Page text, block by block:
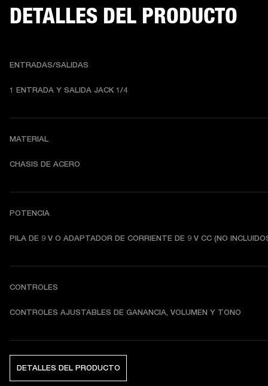
DETALLES DEL PRODUCTO
ENTRADAS/SALIDAS
1 ENTRADA Y SALIDA JACK 1/4
MATERIAL
CHASIS DE ACERO
POTENCIA
PILA DE 9 V O ADAPTADOR DE CORRIENTE DE 9 V CC (NO
CONTROLES
CONTROLES AJUSTABLES DE GANANCIA, VOLUMEN Y TONO
DETALLES DEL PRODUCTO